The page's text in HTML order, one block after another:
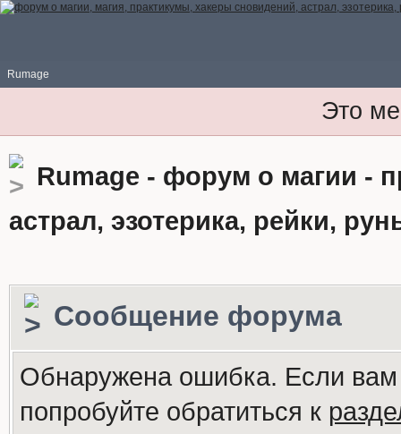
Rumage
Это
Rumage - форум о магии -
астрал, эзотерика, рейки,
Сообщение форума
Обнаружена ошибка. Если
попробуйте обратиться к